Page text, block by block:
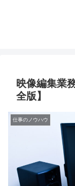
映像編集業
全版】
仕事のノウハウ